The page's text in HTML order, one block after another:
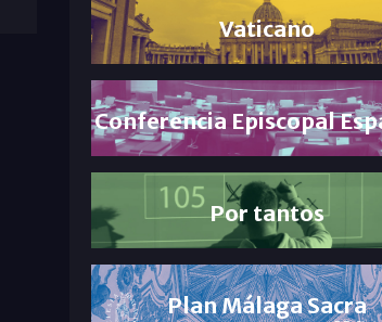
Vaticano
Conferencia Episcopal
Por tantos
Plan Málaga Sacra